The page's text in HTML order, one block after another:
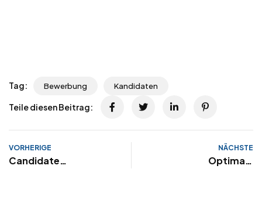
Tag: Bewerbung Kandidaten
Teile diesen Beitrag:
VORHERIGE
Candidate
NÄCHSTE
Optimale